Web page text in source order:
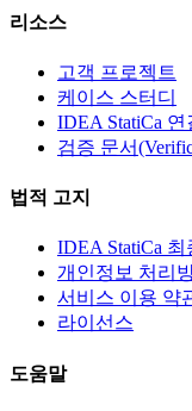
리소스
고객 프로젝트
케이스 스터디
IDEA StatiCa 연
검증 문서
법적 고지
IDEA StatiCa
개인정보 처리
서비스 이용 약
라이선스
도움말